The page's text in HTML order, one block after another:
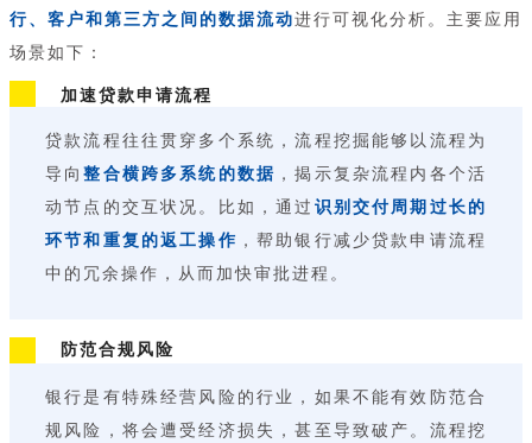
行、客户和第三方之间的数据流动进行可视化分析。主要应用
场景如下：
加速贷款申请流程
贷款流程往往贯穿多个系统，流程挖掘能够以流程为
导向整合横跨多系统的数据 ，揭示复杂流程内各个活
动节点的交互状况。比如，通过 识别交付周期过长的
环节和重复的返工操作 ，帮助银行减少贷款申请流程
中的冗余操作，从而加快审批进程。
防范合规风险
银行是有特殊经营风险的行业，如果不能有效防范合
规风险，将会遭受经济损失，甚至导致破产。流程挖